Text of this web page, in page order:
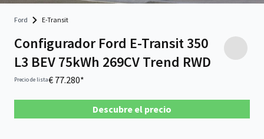
Ford E-Transit
Configurador Ford E-Transit 350
L3 BEV 75kWh 269CV Trend RWD
Precio de lista€ 77.280*
Descubre el precio